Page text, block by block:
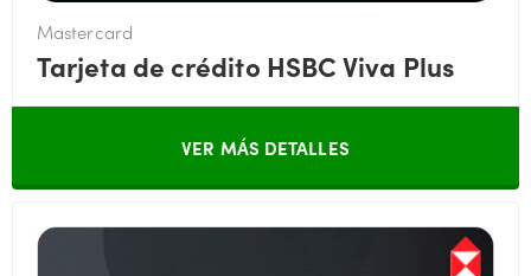
Mastercard
Tarjeta de crédito HSBC Viva Plus
VER MÁS DETALLES